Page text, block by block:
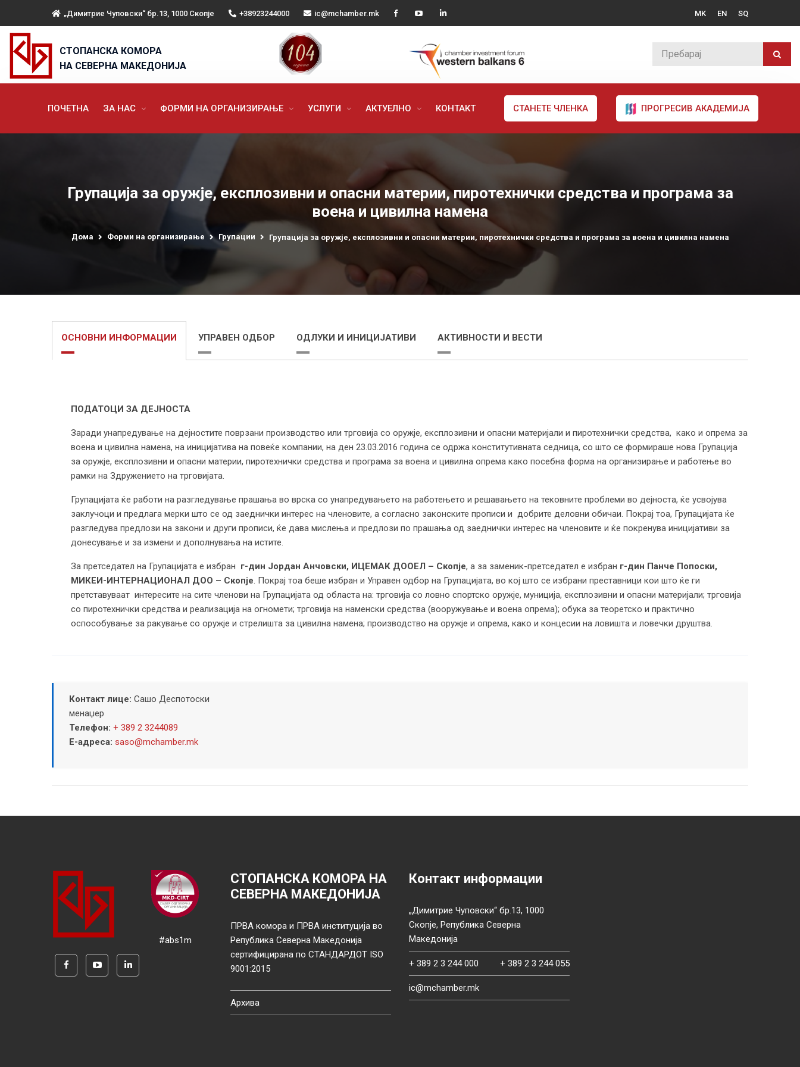
„Димитрие Чуповски“ бр.13, 1000 Скопје +38923244000 ic@mchamber.mk MK EN SQ
СТОПАНСКА КОМОРА
НА СЕВЕРНА МАКЕДОНИЈА
ПОЧЕТНА ЗА НАС ФОРМИ НА ОРГАНИЗИРАЊЕ УСЛУГИ АКТУЕЛНО КОНТАКТ СТАНЕТЕ ЧЛЕНКА ПРОГРЕСИВ АКАДЕМИЈА
Групација за оружје, експлозивни и опасни материи, пиротехнички средства и програма за
воена и цивилна намена
Дома Форми на организирање Групации Групација за оружје, експлозивни и опасни материи, пиротехнички средства и програма за воена и цивилна намена
ОСНОВНИ ИНФОРМАЦИИ УПРАВЕН ОДБОР ОДЛУКИ И ИНИЦИЈАТИВИ АКТИВНОСТИ И ВЕСТИ
ПОДАТОЦИ ЗА ДЕЈНОСТА
Заради унапредување на дејностите поврзани производство или трговија со оружје, експлозивни и опасни материјали и пиротехнички средства, како и опрема за
воена и цивилна намена, на иницијатива на повеќе компании, на ден 23.03.2016 година се одржа конститутивната седница, со што се формираше нова Групација
за оружје, експлозивни и опасни материи, пиротехнички средства и програма за воена и цивилна опрема како посебна форма на организирање и работење во
рамки на Здружението на трговијата.
Групацијата ќе работи на разгледување прашања во врска со унапредувањето на работењето и решавањето на тековните проблеми во дејноста, ќе усвојува
заклучоци и предлага мерки што се од заеднички интерес на членовите, а согласно законските прописи и добрите деловни обичаи. Покрај тоа, Групацијата ќе
разгледува предлози на закони и други прописи, ќе дава мислења и предлози по прашања од заеднички интерес на членовите и ќе покренува иницијативи за
донесување и за измени и дополнувања на истите.
За претседател на Групацијата е избран г-дин Јордан Анчовски, ИЦЕМАК ДООЕЛ – Скопје, а за заменик-претседател е избран г-дин Панче Попоски,
МИКЕИ-ИНТЕРНАЦИОНАЛ ДОО – Скопје. Покрај тоа беше избран и Управен одбор на Групацијата, во кој што се избрани преставници кои што ќе ги
претставуваат интересите на сите членови на Групацијата од областа на: трговија со ловно спортско оружје, муниција, експлозивни и опасни материјали; трговија
со пиротехнички средства и реализација на огномети; трговија на наменски средства (вооружување и воена опрема); обука за теоретско и практично
оспособување за ракување со оружје и стрелишта за цивилна намена; производство на оружје и опрема, како и концесии на ловишта и ловечки друштва.
Контакт лице: Сашо Деспотоски
менаџер
Телефон: + 389 2 3244089
Е-адреса: saso@mchamber.mk
#abs1m
СТОПАНСКА КОМОРА НА
СЕВЕРНА МАКЕДОНИЈА
ПРВА комора и ПРВА институција во
Република Северна Македонија
сертифицирана по СТАНДАРДОТ ISO
9001:2015
Архива
Контакт информации
„Димитрие Чуповски“ бр.13, 1000
Скопје, Република Северна
Македонија
+ 389 2 3 244 000 + 389 2 3 244 055
ic@mchamber.mk